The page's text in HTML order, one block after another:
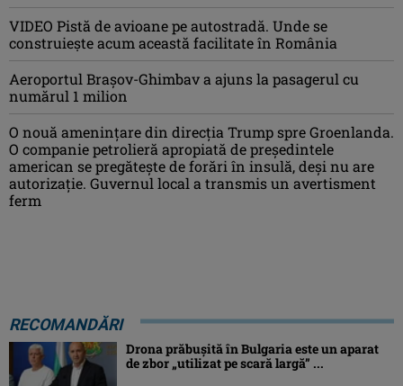
VIDEO Pistă de avioane pe autostradă. Unde se
construiește acum această facilitate în România
Aeroportul Brașov-Ghimbav a ajuns la pasagerul cu
numărul 1 milion
O nouă amenințare din direcția Trump spre Groenlanda.
O companie petrolieră apropiată de președintele
american se pregătește de forări în insulă, deși nu are
autorizație. Guvernul local a transmis un avertisment
ferm
RECOMANDĂRI
Drona prăbuşită în Bulgaria este un aparat
de zbor „utilizat pe scară largă” ...